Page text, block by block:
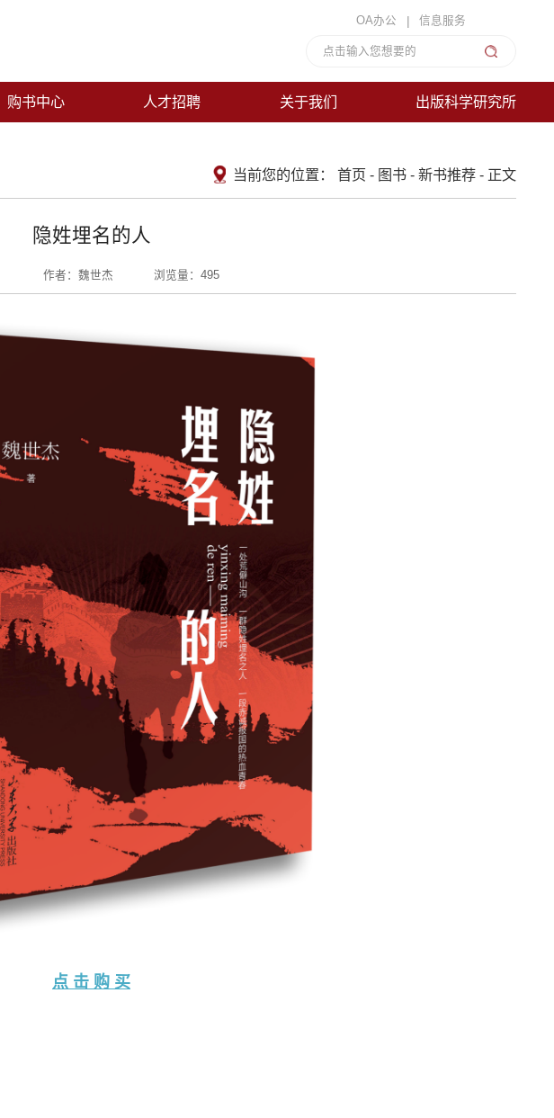
OA办公 | 信息服务
购书中心 人才招聘 关于我们 出版科学研究所
当前您的位置： 首页 - 图书 - 新书推荐 - 正文
隐姓埋名的人
作者：魏世杰 浏览量： 495
点 击 购 买